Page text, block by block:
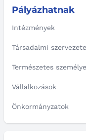
Pályázhatnak
Intézmények
Társadalmi
Természetes
Vállalkozások
Önkormányzatok